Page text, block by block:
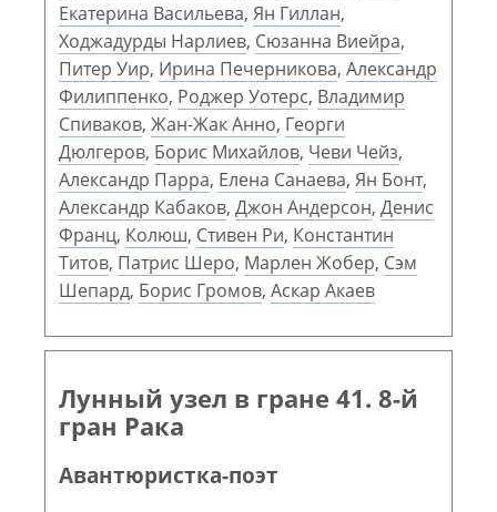
Екатерина Васильева, Ян Гиллан,
Ходжадурды Нарлиев, Сюзанна Виейра,
Питер Уир, Ирина Печерникова, Александр
Филиппенко, Роджер Уотерс, Владимир
Спиваков, Жан-Жак Анно, Георги
Дюлгеров, Борис Михайлов, Чеви Чейз,
Александр Парра, Елена Санаева, Ян Бонт,
Александр Кабаков, Джон Андерсон, Денис
Франц, Колюш, Стивен Ри, Константин
Титов, Патрис Шеро, Марлен Жобер, Сэм
Шепард, Борис Громов, Аскар Акаев
Лунный узел в гране 41. 8-й
гран Рака
Авантюристка-поэт